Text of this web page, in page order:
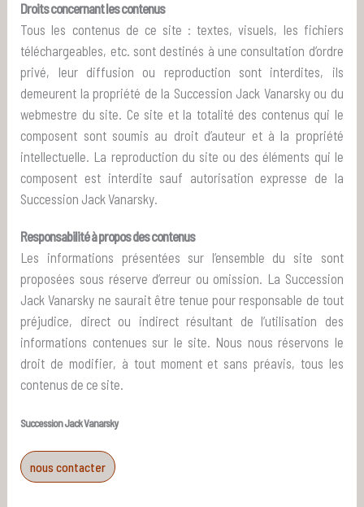
Droits concernant les contenus
Tous les contenus de ce site : textes, visuels, les fichiers
téléchargeables, etc. sont destinés à une consultation d’ordre
privé, leur diffusion ou reproduction sont interdites, ils
demeurent la propriété de la Succession Jack Vanarsky ou du
webmestre du site. Ce site et la totalité des contenus qui le
composent sont soumis au droit d’auteur et à la propriété
intellectuelle. La reproduction du site ou des éléments qui le
composent est interdite sauf autorisation expresse de la
Succession Jack Vanarsky.
Responsabilité à propos des contenus
Les informations présentées sur l’ensemble du site sont
proposées sous réserve d’erreur ou omission. La Succession
Jack Vanarsky ne saurait être tenue pour responsable de tout
préjudice, direct ou indirect résultant de l’utilisation des
informations contenues sur le site. Nous nous réservons le
droit de modifier, à tout moment et sans préavis, tous les
contenus de ce site.
Succession Jack Vanarsky
nous contacter